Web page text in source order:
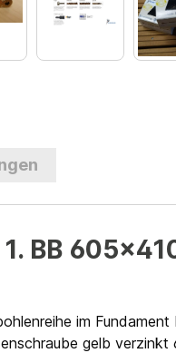
BB
im
gelb